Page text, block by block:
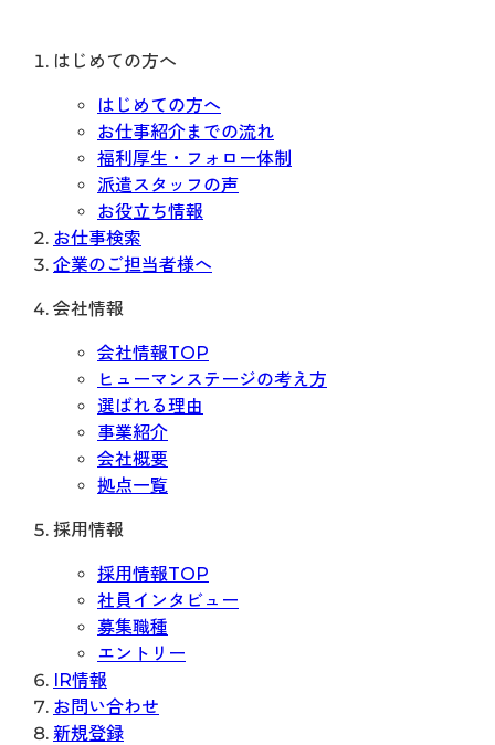
はじめての方へ
はじめての方へ
お仕事紹介までの流れ
福利厚生・フォロー体制
派遣スタッフの声
お役立ち情報
お仕事検索
企業のご担当者様へ
会社情報
会社情報TOP
ヒューマンステージの考え方
選ばれる理由
事業紹介
会社概要
拠点一覧
採用情報
採用情報TOP
社員インタビュー
募集職種
エントリー
IR情報
お問い合わせ
新規登録